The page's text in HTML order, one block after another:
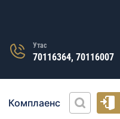
Утас
70116364, 70116007
Комплаенс